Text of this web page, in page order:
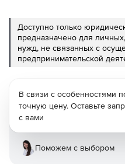
Доступно только
предназначено для
нужд, не связанных с
предпринимательской
В связи с особенностями
точную цену. Оставьте
с вами
Поможем с выбором